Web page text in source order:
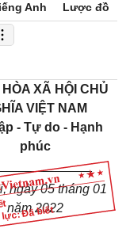
Anh Lược đồ
Đã biết
XÃ HỘI CHỦ
VIỆT NAM
- Tự do - Hạnh
phúc
ngày 05 tháng 01
năm 2022